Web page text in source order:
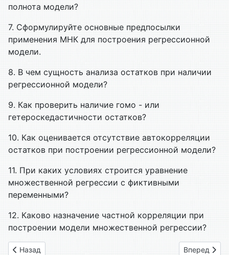
полнота модели?
7. Сформулируйте основные предпосылки
применения МНК для построения регрессионной
модели.
8. В чем сущность анализа остатков при наличии
регрессионной модели?
9. Как проверить наличие гомо - или
гетероскедастичности остатков?
10. Как оценивается отсутствие автокорреляции
остатков при построении регрессионной модели?
11. При каких условиях строится уравнение
множественной регрессии с фиктивными
переменными?
12. Каково назначение частной корреляции при
построении модели множественной регрессии?
Предыдущий: 11. Проверка адекватности построенной
Назад Следующий:
Вперед